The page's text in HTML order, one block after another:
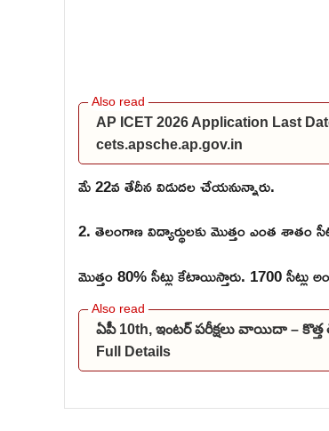
AP ICET 2026 Application Last
cets.apsche.ap.gov.in
మే 22వ తేదీన విడుదల చేయనున్నారు.
2. తెలంగాణ విద్యార్థులకు మొత్తం ఎంత శాతం
మొత్తం 80% సీట్లు కేటాయిస్తారు. 1700
ఏపీ 10th, ఇంటర్ పరీక్షలు వాయిదా – కొత్త
Full Details